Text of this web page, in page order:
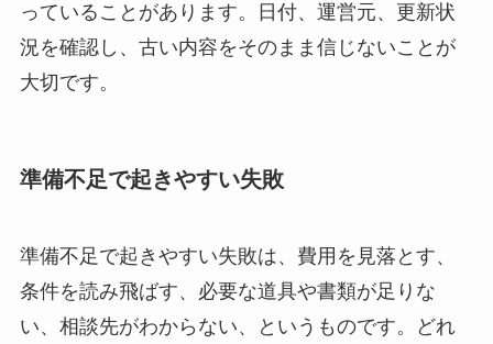
っていることがあります。日付、運営元、更新状
況を確認し、古い内容をそのまま信じないことが
大切です。
準備不足で起きやすい失敗
準備不足で起きやすい失敗は、費用を見落とす、
条件を読み飛ばす、必要な道具や書類が足りな
い、相談先がわからない、というものです。どれ